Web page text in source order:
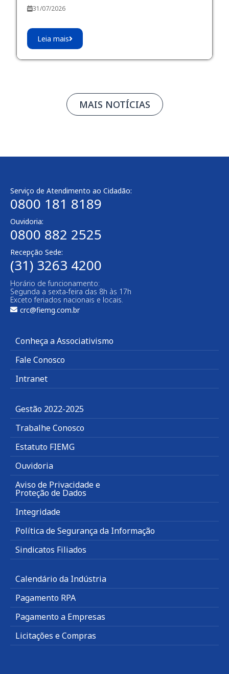
31/07/2026
Leia mais
MAIS NOTÍCIAS
Serviço de Atendimento ao Cidadão:
0800 181 8189
Ouvidoria:
0800 882 2525
Recepção Sede:
(31) 3263 4200
Horário de funcionamento:
Segunda a sexta-feira das 8h às 17h
Exceto feriados nacionais e locais.
crc@fiemg.com.br
Conheça a Associativismo
Fale Conosco
Intranet
Gestão 2022-2025
Trabalhe Conosco
Estatuto FIEMG
Ouvidoria
Aviso de Privacidade e
Proteção de Dados
Integridade
Política de Segurança da Informação
Sindicatos Filiados
Calendário da Indústria
Pagamento RPA
Pagamento a Empresas
Licitações e Compras